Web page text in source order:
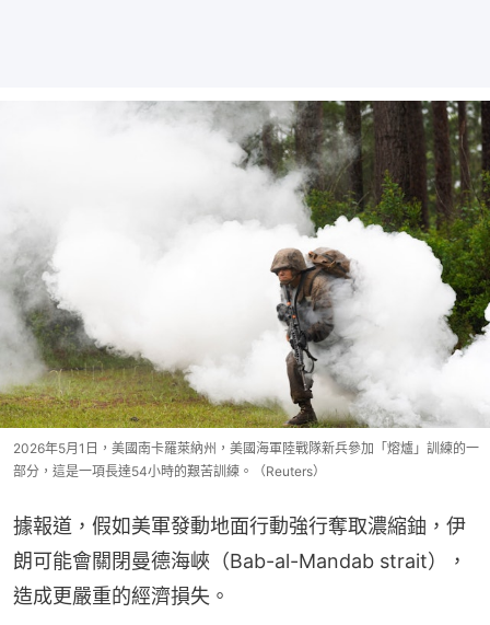
2026年5月1日，美國南卡羅萊納州，美國海軍陸戰隊新兵參加「熔爐」訓練的一
部分，這是一項長達54小時的艱苦訓練。（Reuters）
據報道，假如美軍發動地面行動強行奪取濃縮鈾，伊
朗可能會關閉曼德海峽（Bab-al-Mandab strait），
造成更嚴重的經濟損失。